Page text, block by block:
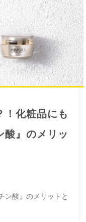
！化粧品にも
酸』のメリッ
ン酸』のメリットと